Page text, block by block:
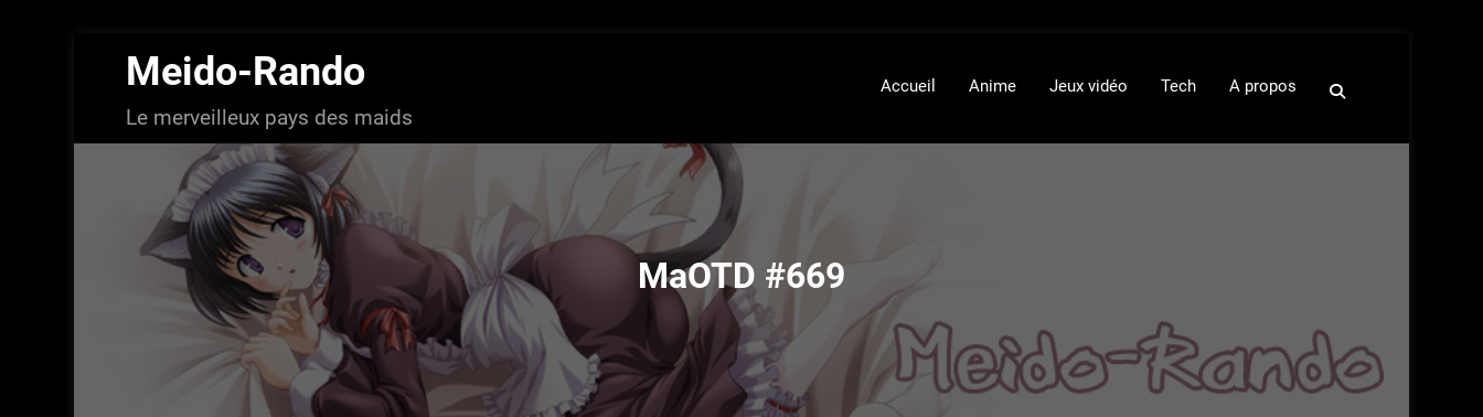
Meido-Rando
Le merveilleux pays des maids
Accueil Anime Jeux vidéo Tech A propos
MaOTD #669